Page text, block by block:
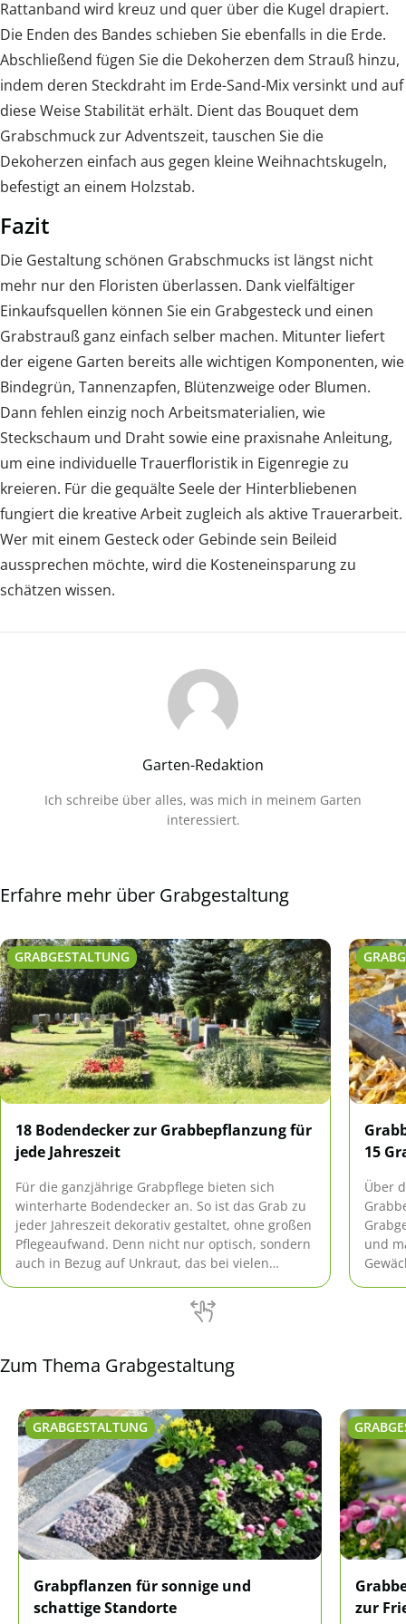
Rattanband wird kreuz und quer über die Kugel drapiert.
Die Enden des Bandes schieben Sie ebenfalls in die Erde.
Abschließend fügen Sie die Dekoherzen dem Strauß hinzu,
indem deren Steckdraht im Erde-Sand-Mix versinkt und auf
diese Weise Stabilität erhält. Dient das Bouquet dem
Grabschmuck zur Adventszeit, tauschen Sie die
Dekoherzen einfach aus gegen kleine Weihnachtskugeln,
befestigt an einem Holzstab.
Fazit
Die Gestaltung schönen Grabschmucks ist längst nicht
mehr nur den Floristen überlassen. Dank vielfältiger
Einkaufsquellen können Sie ein Grabgesteck und einen
Grabstrauß ganz einfach selber machen. Mitunter liefert
der eigene Garten bereits alle wichtigen Komponenten, wie
Bindegrün, Tannenzapfen, Blütenzweige oder Blumen.
Dann fehlen einzig noch Arbeitsmaterialien, wie
Steckschaum und Draht sowie eine praxisnahe Anleitung,
um eine individuelle Trauerfloristik in Eigenregie zu
kreieren. Für die gequälte Seele der Hinterbliebenen
fungiert die kreative Arbeit zugleich als aktive Trauerarbeit.
Wer mit einem Gesteck oder Gebinde sein Beileid
aussprechen möchte, wird die Kosteneinsparung zu
schätzen wissen.
Garten-Redaktion
Ich schreibe über alles, was mich in meinem Garten
interessiert.
Erfahre mehr über Grabgestaltung
GRABGESTALTUNG
18 Bodendecker zur Grabbepflanzung für
jede Jahreszeit
Für die ganzjährige Grabpflege bieten sich
winterharte Bodendecker an. So ist das Grab zu
jeder Jahreszeit dekorativ gestaltet, ohne großen
Pflegeaufwand. Denn nicht nur optisch, sondern
auch in Bezug auf Unkraut, das bei vielen
Pflanzen optimal für ein ordentlich gestaltetes
15
Über
und
Zum Thema Grabgestaltung
GRABGESTALTUNG
Grabpflanzen für sonnige und
schattige Standorte
zur